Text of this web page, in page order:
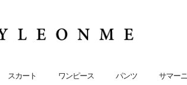
スカート ワンピース パンツ サマー